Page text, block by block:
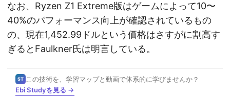
なお、Ryzen Z1 Extreme版はゲームによって10〜
40%のパフォーマンス向上が確認されているもの
の、現在1,452.99ドルという価格はさすがに割高す
ぎるとFaulkner氏は明言している。
ST
この技術を、学習マップと動画で体系的に学びませんか？
Ebi Studyを見る →